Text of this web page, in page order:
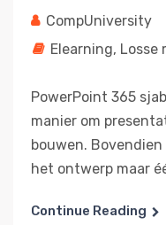
CompUniversity
Elearning, Losse
PowerPoint 365
manier om
bouwen.
het ontwerp maar
Continue Reading